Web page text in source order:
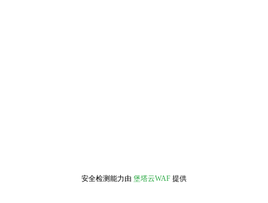
安全检测能力由 堡塔云WAF 提供